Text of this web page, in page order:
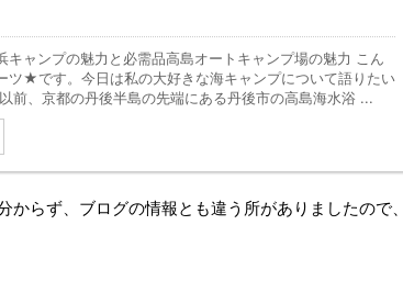
キャンプの魅力と必需品高島オートキャンプ場の魅力 こん
ツ★です。今日は私の大好きな海キャンプについて語りたい
前、京都の丹後半島の先端にある丹後市の高島海水浴 ...
らず、ブログの情報とも違う所がありましたので、